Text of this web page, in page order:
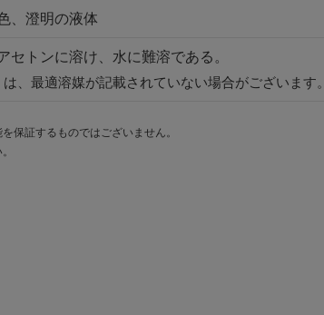
、澄明の液体
セトンに溶け、水に難溶である。
は、最適溶媒が記載されていない場合がございます。
保証するものではございません。